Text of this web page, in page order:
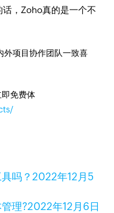
，Zoho真的是一个不
外项目协作团队一致喜
即免费体
吗？2022年12月5
理?2022年12月6日